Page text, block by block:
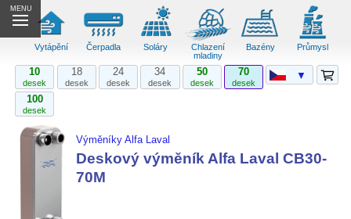
MENU
Vytápění Čerpadla Soláry
Chlazení
mladiny
Bazény Průmysl
10
desek
18
desek
24
desek
34
desek
50
desek
70
desek
100
desek
Výměníky Alfa Laval
Deskový výměník Alfa Laval CB30-
70M
▼